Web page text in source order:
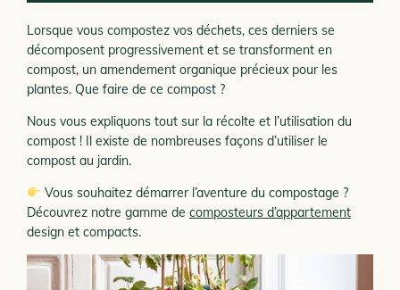
Lorsque vous compostez vos déchets, ces derniers se
décomposent progressivement et se transforment en
compost, un amendement organique précieux pour les
plantes. Que faire de ce compost ?
Nous vous expliquons tout sur la récolte et l’utilisation du
compost ! Il existe de nombreuses façons d’utiliser le
compost au jardin.
Vous souhaitez démarrer l’aventure du compostage ?
Découvrez notre gamme de composteurs d’appartement
design et compacts.